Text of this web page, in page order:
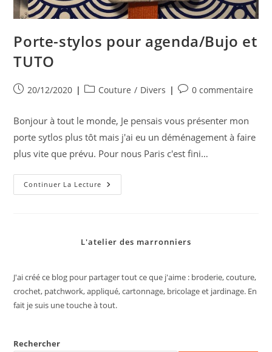
Porte-stylos pour agenda/Bujo et
TUTO
Publication
20/12/2020
PostCouture / Divers
Commentaires
publication :
0 commentaire
Bonjour à tout le monde, Je pensais vous présenter mon
porte sytlos plus tôt mais j'ai eu un déménagement à faire
plus vite que prévu. Pour nous Paris c'est fini…
Continuer La Lecture Porte-
Stylos
L'atelier des marronniers
J'ai créé ce blog pour partager tout ce que j'aime : broderie, couture,
crochet, patchwork, appliqué, cartonnage, bricolage et jardinage. En
fait je suis une touche à tout.
Rechercher